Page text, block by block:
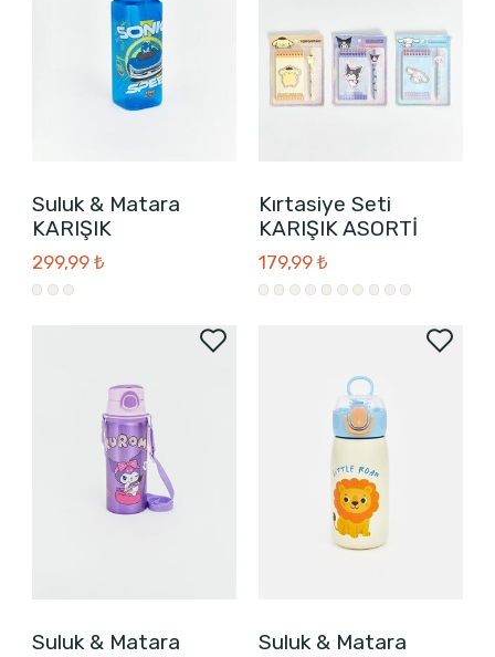
Suluk & Matara
KARIŞIK
299,99 ₺
Kırtasiye Seti
KARIŞIK ASORTİ
179,99 ₺
Suluk & Matara
Suluk & Matara